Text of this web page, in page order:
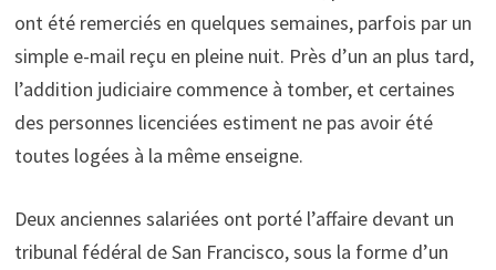
ont été remerciés en quelques semaines, parfois par un
simple e-mail reçu en pleine nuit. Près d’un an plus tard,
l’addition judiciaire commence à tomber, et certaines
des personnes licenciées estiment ne pas avoir été
toutes logées à la même enseigne.
Deux anciennes salariées ont porté l’affaire devant un
tribunal fédéral de San Francisco, sous la forme d’un